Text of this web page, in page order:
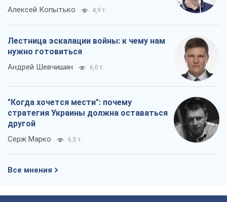
Алексей Копытько 4,9 т.
Лестница эскалации войны: к чему нам
нужно готовиться
Андрей Шевчишин 6,0 т.
"Когда хочется мести": почему
стратегия Украины должна оставаться
другой
Серж Марко 6,5 т.
Все мнения